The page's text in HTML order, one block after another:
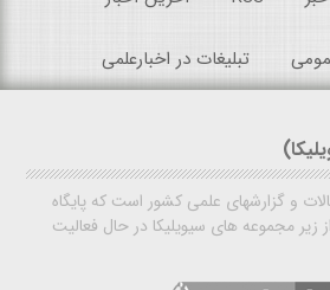
تبلیغات در اخبارعلمی
و گزارشهای علمی کشور است که پایگاه
زیر مجموعه های سیویلیکا در حال فعالیت